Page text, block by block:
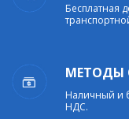
Бесплатная
МЕТОДЫ
Наличный и
НДС.